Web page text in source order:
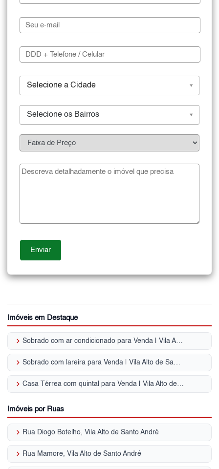
Selecione a Cidade
Selecione os Bairros
Imóveis em Destaque
keyboard_arrow_right Sobrado com ar condicionado para Venda | Vila Alto de Santo André
keyboard_arrow_right Sobrado com lareira para Venda | Vila Alto de Santo André
keyboard_arrow_right Casa Térrea com quintal para Venda | Vila Alto de Santo André
Imóveis por Ruas
keyboard_arrow_right Rua Diogo Botelho, Vila Alto de Santo André
keyboard_arrow_right Rua Mamore, Vila Alto de Santo André